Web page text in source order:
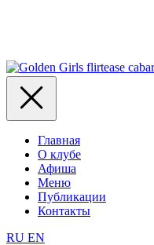
Главная
О клубе
Афиша
Меню
Публикации
Контакты
RU EN